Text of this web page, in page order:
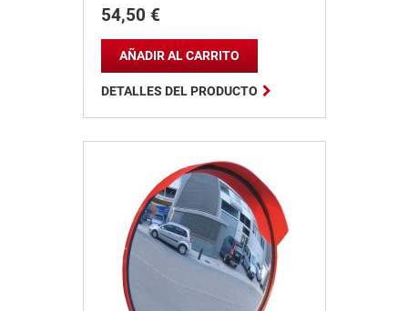
Precio
54,50 €

AÑADIR AL CARRITO
DETALLES DEL PRODUCTO